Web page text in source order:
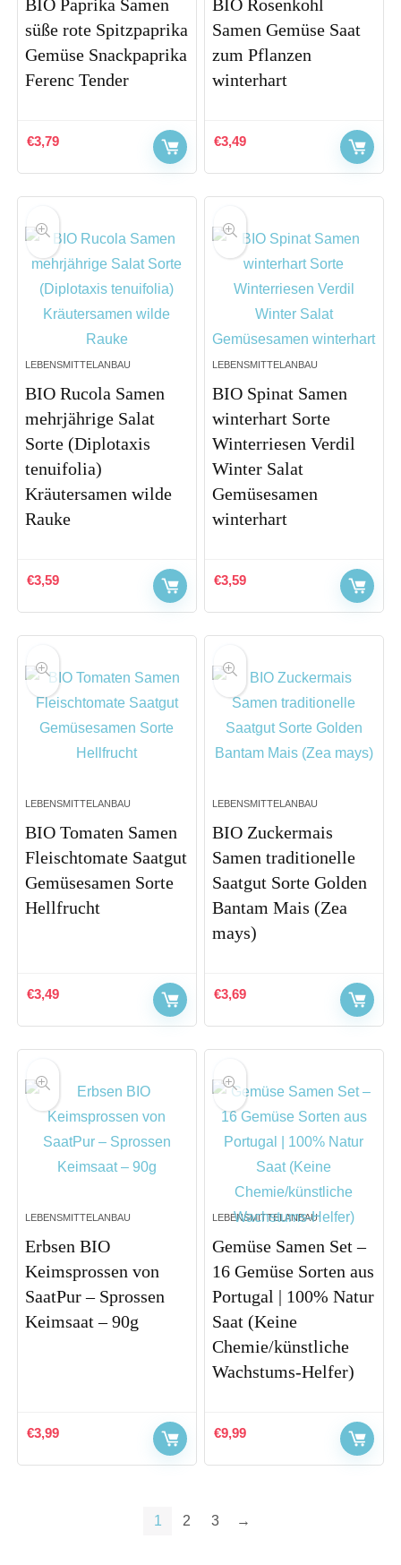
BIO Paprika Samen
süße rote Spitzpaprika
Gemüse Snackpaprika
Ferenc Tender
€3,79
BIO Rosenkohl
Samen Gemüse Saat
zum Pflanzen
winterhart
€3,49
LEBENSMITTELANBAU
BIO Rucola Samen
mehrjährige Salat
Sorte (Diplotaxis
tenuifolia)
Kräutersamen wilde
Rauke
€3,59
LEBENSMITTELANBAU
BIO Spinat Samen
winterhart Sorte
Winterriesen Verdil
Winter Salat
Gemüsesamen
winterhart
€3,59
LEBENSMITTELANBAU
BIO Tomaten Samen
Fleischtomate Saatgut
Gemüsesamen Sorte
Hellfrucht
€3,49
LEBENSMITTELANBAU
BIO Zuckermais
Samen traditionelle
Saatgut Sorte Golden
Bantam Mais (Zea
mays)
€3,69
LEBENSMITTELANBAU
Erbsen BIO
Keimsprossen von
SaatPur – Sprossen
Keimsaat – 90g
€3,99
LEBENSMITTELANBAU
Gemüse Samen Set –
16 Gemüse Sorten aus
Portugal | 100% Natur
Saat (Keine
Chemie/künstliche
Wachstums-Helfer)
€9,99
1 2 3 →